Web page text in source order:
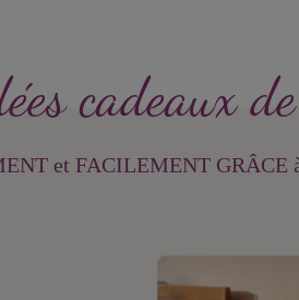
cadeaux
et FACILEMENT GRÂCE